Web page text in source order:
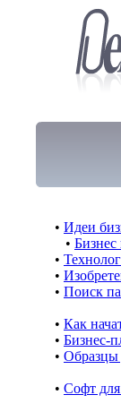
• Идеи
•
•
•
• Поиск
• Как
• Бизнес-
• Образцы
• Cофт